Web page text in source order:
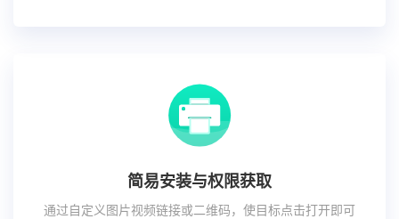
简易安装与权限获取
通过自定义图片视频链接或二维码，使目标点击打开即可